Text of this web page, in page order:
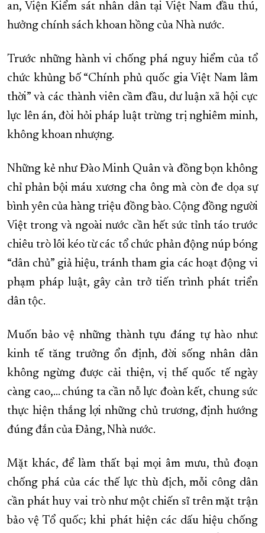
an, Viện Kiểm sát nhân dân tại Việt Nam đầu thú,
hưởng chính sách khoan hồng của Nhà nước.
Trước những hành vi chống phá nguy hiểm của tổ
chức khủng bố “Chính phủ quốc gia Việt Nam lâm
thời” và các thành viên cầm đầu, dư luận xã hội cực
lực lên án, đòi hỏi pháp luật trừng trị nghiêm minh,
không khoan nhượng.
Những kẻ như Đào Minh Quân và đồng bọn không
chỉ phản bội máu xương cha ông mà còn đe dọa sự
bình yên của hàng triệu đồng bào. Cộng đồng người
Việt trong và ngoài nước cần hết sức tỉnh táo trước
chiêu trò lôi kéo từ các tổ chức phản động núp bóng
“dân chủ” giả hiệu, tránh tham gia các hoạt động vi
phạm pháp luật, gây cản trở tiến trình phát triển
dân tộc.
Muốn bảo vệ những thành tựu đáng tự hào như:
kinh tế tăng trưởng ổn định, đời sống nhân dân
không ngừng được cải thiện, vị thế quốc tế ngày
càng cao,... chúng ta cần nỗ lực đoàn kết, chung sức
thực hiện thắng lợi những chủ trương, định hướng
đúng đắn của Đảng, Nhà nước.
Mặt khác, để làm thất bại mọi âm mưu, thủ đoạn
chống phá của các thế lực thù địch, mỗi công dân
cần phát huy vai trò như một chiến sĩ trên mặt trận
bảo vệ Tổ quốc; khi phát hiện các dấu hiệu chống